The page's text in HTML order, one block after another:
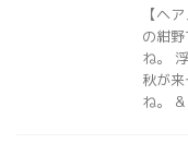
【ヘ
の紺
ね。
秋が
ね。 &